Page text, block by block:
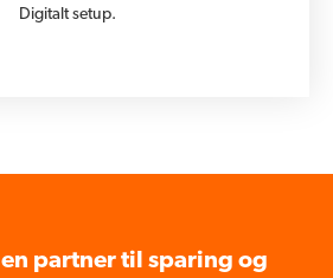
Digitalt setup.
partner til sparing og